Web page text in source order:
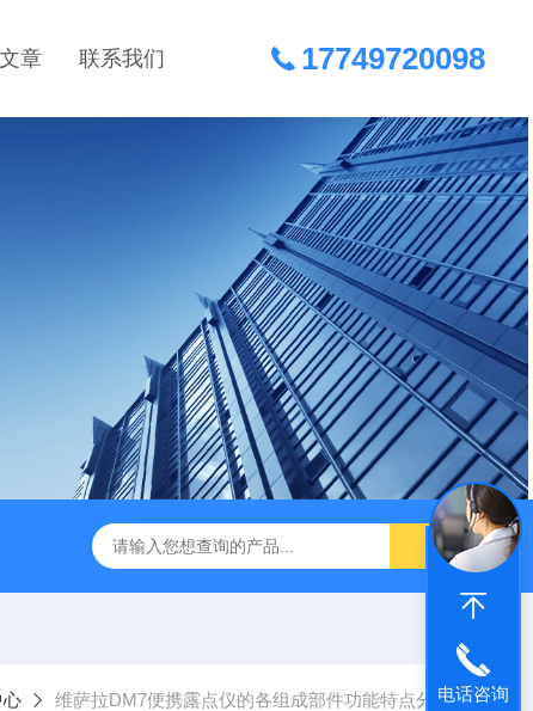
章 联系我们 17749720098
哈希HQ40D便携式多参数水质分析仪 哈希PD1P1在线PH
心 维萨拉DM7便携露点仪的各组成部件功能特点分享电话咨询